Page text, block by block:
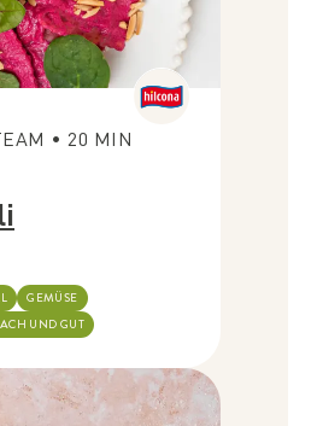
• 20 MIN
GEMÜSE
UND GUT